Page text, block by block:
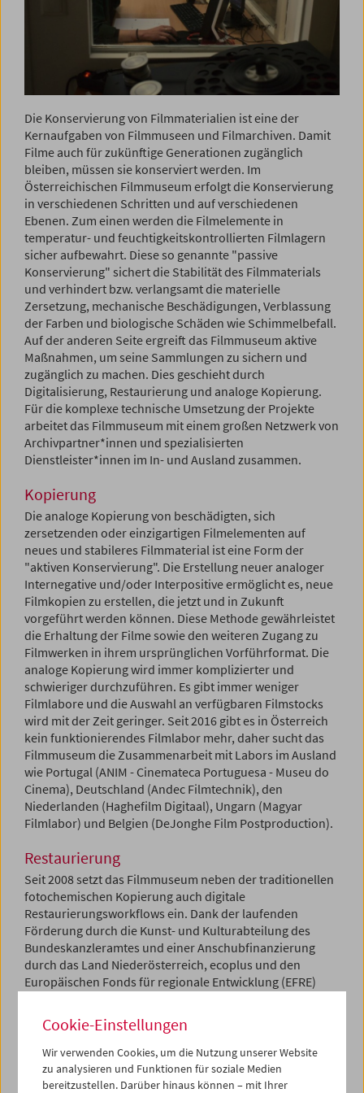
Die Konservierung von Filmmaterialien ist eine der
Kernaufgaben von Filmmuseen und Filmarchiven. Damit
Filme auch für zukünftige Generationen zugänglich
bleiben, müssen sie konserviert werden. Im
Österreichischen Filmmuseum erfolgt die Konservierung
in verschiedenen Schritten und auf verschiedenen
Ebenen. Zum einen werden die Filmelemente in
temperatur- und feuchtigkeitskontrollierten Filmlagern
sicher aufbewahrt. Diese so genannte "passive
Konservierung" sichert die Stabilität des Filmmaterials
und verhindert bzw. verlangsamt die materielle
Zersetzung, mechanische Beschädigungen, Verblassung
der Farben und biologische Schäden wie Schimmelbefall.
Auf der anderen Seite ergreift das Filmmuseum aktive
Maßnahmen, um seine Sammlungen zu sichern und
zugänglich zu machen. Dies geschieht durch
Digitalisierung, Restaurierung und analoge Kopierung.
Für die komplexe technische Umsetzung der Projekte
arbeitet das Filmmuseum mit einem großen Netzwerk von
Archivpartner*innen und spezialisierten
Dienstleister*innen im In- und Ausland zusammen.
Kopierung
Die analoge Kopierung von beschädigten, sich
zersetzenden oder einzigartigen Filmelementen auf
neues und stabileres Filmmaterial ist eine Form der
"aktiven Konservierung". Die Erstellung neuer analoger
Internegative und/oder Interpositive ermöglicht es, neue
Filmkopien zu erstellen, die jetzt und in Zukunft
vorgeführt werden können. Diese Methode gewährleistet
die Erhaltung der Filme sowie den weiteren Zugang zu
Filmwerken in ihrem ursprünglichen Vorführformat. Die
analoge Kopierung wird immer komplizierter und
schwieriger durchzuführen. Es gibt immer weniger
Filmlabore und die Auswahl an verfügbaren Filmstocks
wird mit der Zeit geringer. Seit 2016 gibt es in Österreich
kein funktionierendes Filmlabor mehr, daher sucht das
Filmmuseum die Zusammenarbeit mit Labors im Ausland
wie Portugal (ANIM - Cinemateca Portuguesa - Museu do
Cinema), Deutschland (Andec Filmtechnik), den
Niederlanden (Haghefilm Digitaal), Ungarn (Magyar
Filmlabor) und Belgien (DeJonghe Film Postproduction).
Restaurierung
Seit 2008 setzt das Filmmuseum neben der traditionellen
fotochemischen Kopierung auch digitale
Restaurierungsworkflows ein. Dank der laufenden
Förderung durch die Kunst- und Kulturabteilung des
Bundeskanzleramtes und einer Anschubfinanzierung
durch das Land Niederösterreich, ecoplus und den
Europäischen Fonds für regionale Entwicklung (EFRE)
vollständigen digitalen Restaurierungsmöglichkeiten
betreiben. Ein Restaurierungsprojekt umfasst in der Regel
das Scannen des bestmöglichen Elements, das als
Ausgangselement verwendet wird, und die anschließende
Bildbearbeitung einschließlich Stabilisierung,
Cookie-Einstellungen
Wir verwenden Cookies, um die Nutzung unserer Website
zu analysieren und Funktionen für soziale Medien
bereitzustellen. Darüber hinaus können – mit Ihrer